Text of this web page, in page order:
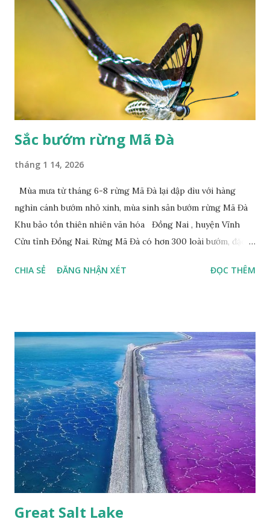
Sắc bướm rừng Mã Đà
tháng 1 14, 2026
Mùa mưa từ tháng 6-8 rừng Mã Đà lại dập dìu với hàng
nghìn cánh bướm nhỏ xinh, mùa sinh sản bướm rừng Mã Đà
Khu bảo tồn thiên nhiên văn hóa Đồng Nai , huyện Vĩnh
Cửu tỉnh Đồng Nai. Rừng Mã Đà có hơn 300 loài bướm, đặc
đuôi trắng (Lamproptera curius) đặc trưng là cái đuôi dài
Happy Việt Nam 2024 Vietnam.vn
CHIA SẺ ĐĂNG NHẬN XÉT ĐỌC THÊM
Great Salt Lake